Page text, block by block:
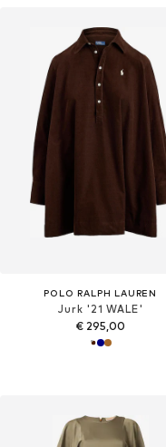
POLO RALPH LAUREN
Jurk '21 WALE'
€ 295,00